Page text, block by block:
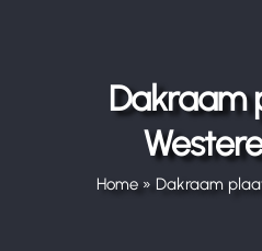
Dakraam
Home » Dakraam